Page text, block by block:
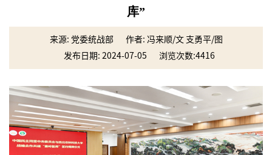
库”
来源: 党委统战部
作者: 冯来顺/文 支勇平/图
发布日期: 2024-07-05
浏览次数:4416